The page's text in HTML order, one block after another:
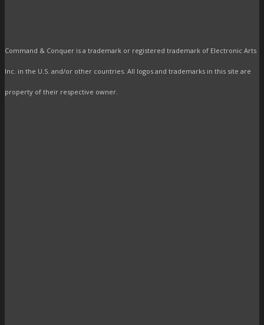
Command & Conquer is a trademark or registered trademark of Electronic Arts
Inc. in the U.S. and/or other countries. All logos and trademarks in this site are
property of their respective owner.